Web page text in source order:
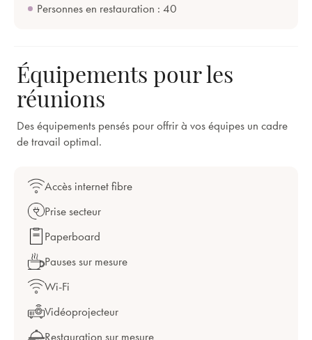
Personnes en restauration : 40
Équipements pour les
réunions
Des équipements pensés pour offrir à vos équipes un cadre
de travail optimal.
Accès internet fibre
Prise secteur
Paperboard
Pauses sur mesure
Wi-Fi
Vidéoprojecteur
Restauration sur mesure